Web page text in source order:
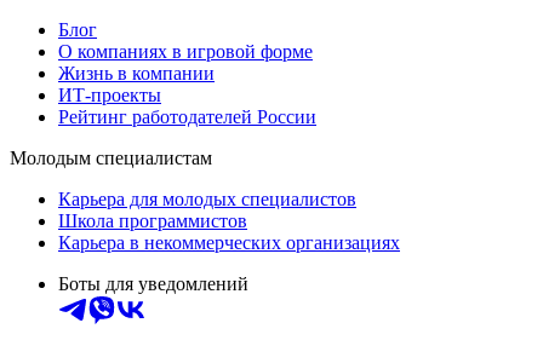
Блог
О компаниях в игровой форме
Жизнь в компании
ИТ-проекты
Рейтинг работодателей России
Молодым специалистам
Карьера для молодых специалистов
Школа программистов
Карьера в некоммерческих организациях
Боты для уведомлений